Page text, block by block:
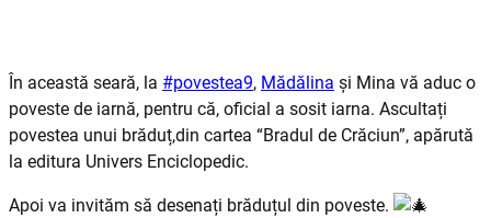
În această seară, la #povestea9, Mădălina și Mina vă aduc o
poveste de iarnă, pentru că, oficial a sosit iarna. Ascultați
povestea unui brăduț,din cartea “Bradul de Crăciun”, apărută
la editura Univers Enciclopedic.
Apoi va invităm să desenați brăduțul din poveste.